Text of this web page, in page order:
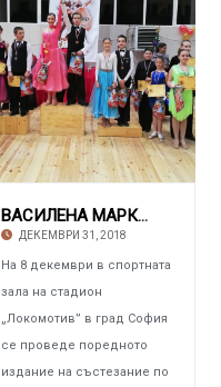
ВАСИЛЕНА МАРКОВСКА И ДАНИЕЛ БОЗОВ С призови
ДЕКЕМВРИ 31, 2018
На 8 декември в спортната
зала на стадион
„Локомотив” в град София
се проведе поредното
издание на състезание по